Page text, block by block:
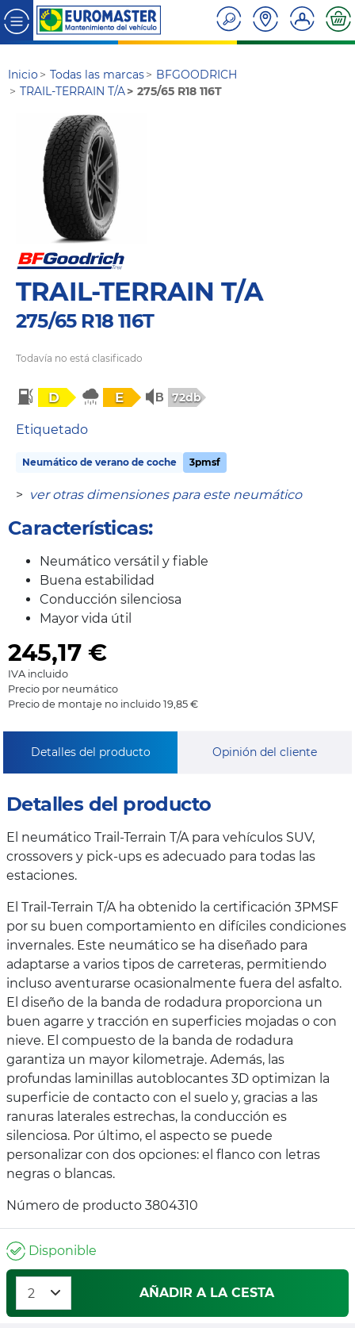
Inicio Todas las marcas
BFGOODRICH
TRAIL-TERRAIN T/A
275/65 R18 116T
TRAIL-TERRAIN T/A
275/65 R18 116T
Todavía no está clasificado
D E 72db
Etiquetado
Neumático de verano de coche 3pmsf
> ver otras dimensiones para este neumático
Características:
Neumático versátil y fiable
Buena estabilidad
Conducción silenciosa
Mayor vida útil
245,17 €
IVA incluido
Precio por neumático
Precio de montaje no incluido 19,85 €
Detalles del producto Opinión del cliente
Detalles del producto
El neumático Trail-Terrain T/A para vehículos SUV,
crossovers y pick-ups es adecuado para todas las
estaciones.
El Trail-Terrain T/A ha obtenido la certificación 3PMSF
por su buen comportamiento en difíciles condiciones
invernales. Este neumático se ha diseñado para
adaptarse a varios tipos de carreteras, permitiendo
incluso aventurarse ocasionalmente fuera del asfalto.
El diseño de la banda de rodadura proporciona un
buen agarre y tracción en superficies mojadas o con
nieve. El compuesto de la banda de rodadura
garantiza un mayor kilometraje. Además, las
profundas laminillas autoblocantes 3D optimizan la
superficie de contacto con el suelo y, gracias a las
ranuras laterales estrechas, la conducción es
silenciosa. Por último, el aspecto se puede
personalizar con dos opciones: el flanco con letras
negras o blancas.
Número de producto 3804310
Disponible
AÑADIR A LA CESTA